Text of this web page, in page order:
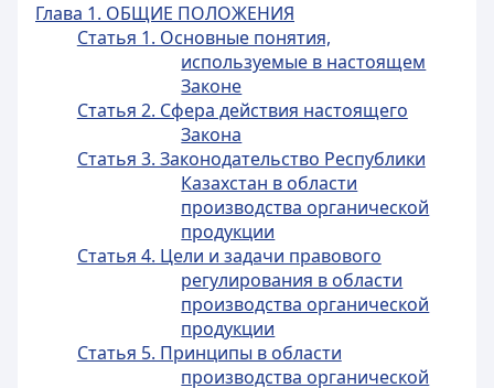
Глава 1. ОБЩИЕ ПОЛОЖЕНИЯ
Статья 1. Основные понятия,
используемые в настоящем
Законе
Статья 2. Сфера действия настоящего
Закона
Статья 3. Законодательство Республики
Казахстан в области
производства органической
продукции
Статья 4. Цели и задачи правового
регулирования в области
производства органической
продукции
Статья 5. Принципы в области
производства органической